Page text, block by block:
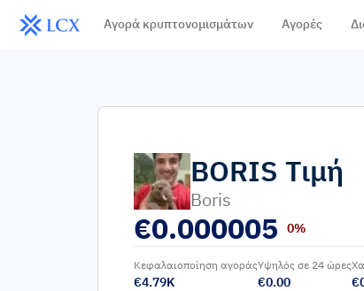
Αγορά κρυπτονομισμάτων Αγορές
BORIS Τιμή
Boris
€0.000005 0%
Κεφαλαιοποίηση αγοράς
€4.79K
Υψηλός σε 24 ώρες
€0.00